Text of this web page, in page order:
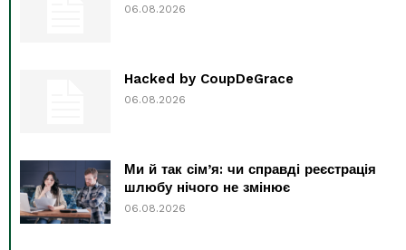
06.08.2026
Hacked by CoupDeGrace
06.08.2026
Ми й так сім’я: чи справді реєстрація
шлюбу нічого не змінює
06.08.2026